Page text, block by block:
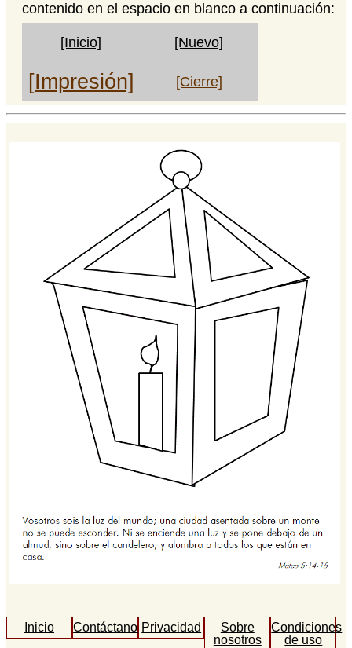
contenido en el espacio en blanco a continuación:
[Inicio] [Nuevo]
[Impresión] [Cierre]
Inicio ContáctanosPrivacidad
Sobre
nosotros
Condiciones
de uso